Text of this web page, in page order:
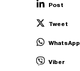
Post
Tweet
WhatsApp
Viber